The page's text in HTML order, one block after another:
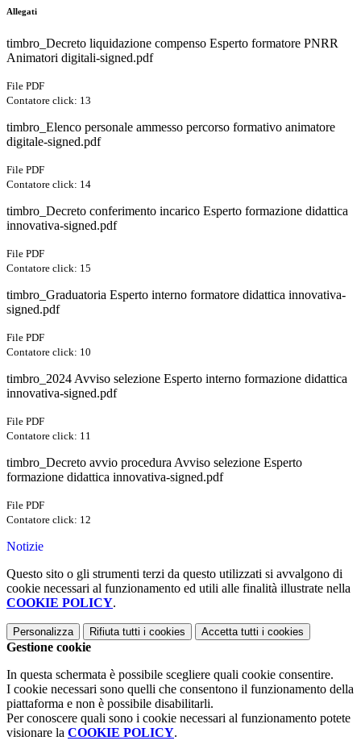
Allegati
timbro_Decreto liquidazione compenso Esperto formatore PNRR
Animatori digitali-signed.pdf
File PDF
Contatore click: 13
timbro_Elenco personale ammesso percorso formativo animatore
digitale-signed.pdf
File PDF
Contatore click: 14
timbro_Decreto conferimento incarico Esperto formazione didattica
innovativa-signed.pdf
File PDF
Contatore click: 15
timbro_Graduatoria Esperto interno formatore didattica innovativa-
signed.pdf
File PDF
Contatore click: 10
timbro_2024 Avviso selezione Esperto interno formazione didattica
innovativa-signed.pdf
File PDF
Contatore click: 11
timbro_Decreto avvio procedura Avviso selezione Esperto
formazione didattica innovativa-signed.pdf
File PDF
Contatore click: 12
Notizie
Questo sito o gli strumenti terzi da questo utilizzati si avvalgono di
cookie necessari al funzionamento ed utili alle finalità illustrate nella
COOKIE POLICY.
Personalizza Rifiuta tutti i cookies Accetta tutti i cookies
Gestione cookie
In questa schermata è possibile scegliere quali cookie consentire.
I cookie necessari sono quelli che consentono il funzionamento della
piattaforma e non è possibile disabilitarli.
Per conoscere quali sono i cookie necessari al funzionamento potete
visionare la COOKIE POLICY.